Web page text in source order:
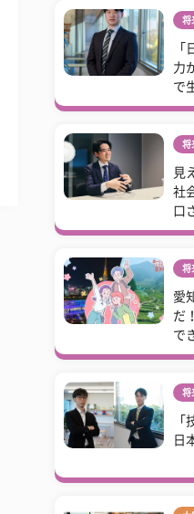
将
「
力
で
将
見
社
口
将
愛
だ
で
将
「
日